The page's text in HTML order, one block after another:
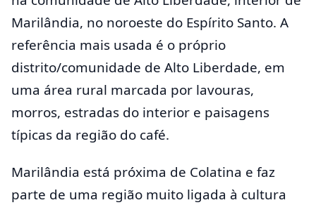
Marilândia, no noroeste do Espírito Santo. A
referência mais usada é o próprio
distrito/comunidade de Alto Liberdade, em
uma área rural marcada por lavouras,
morros, estradas do interior e paisagens
típicas da região do café.
Marilândia está próxima de Colatina e faz
parte de uma região muito ligada à cultura